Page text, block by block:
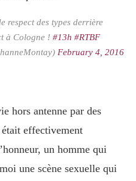
respect des types derrière
à Cologne ! #13h #RTBF
February 4, 2016
hors antenne par des
effectivement
un homme qui
une scène sexuelle qui